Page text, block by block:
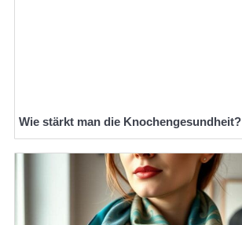
Wie stärkt man die Knochengesundheit?